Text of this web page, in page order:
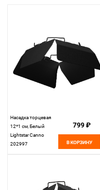
Насадка торцевая
12*1 см, Белый
Lightstar Canno
202997
799 ₽
В КОРЗИНУ